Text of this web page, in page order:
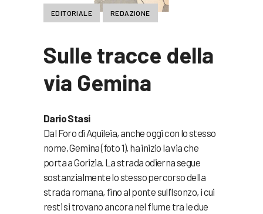
EDITORIALE REDAZIONE
Sulle tracce della
via Gemina
Dario Stasi
Dal Foro di Aquileia, anche oggi con lo stesso
nome, Gemina (foto 1), ha inizio la via che
porta a Gorizia. La strada odierna segue
sostanzialmente lo stesso percorso della
strada romana, fino al ponte sull’Isonzo, i cui
resti si trovano ancora nel fiume tra le due